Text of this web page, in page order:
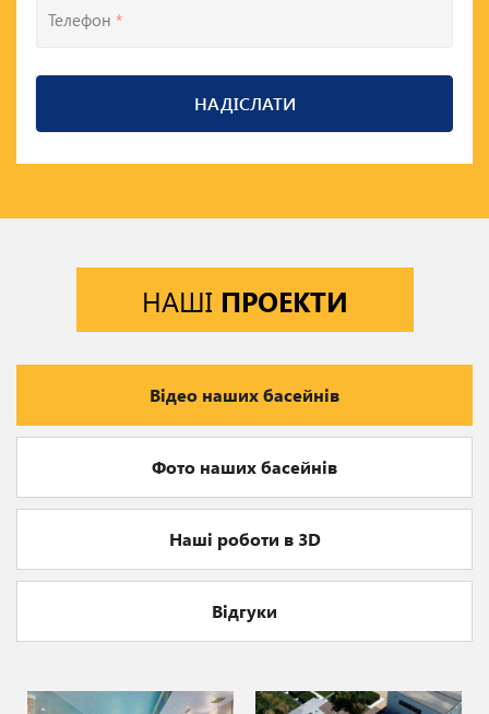
Телефон *
НАДІСЛАТИ
НАШІ ПРОЕКТИ
Відео наших басейнів
Фото наших басейнів
Наші роботи в 3D
Відгуки